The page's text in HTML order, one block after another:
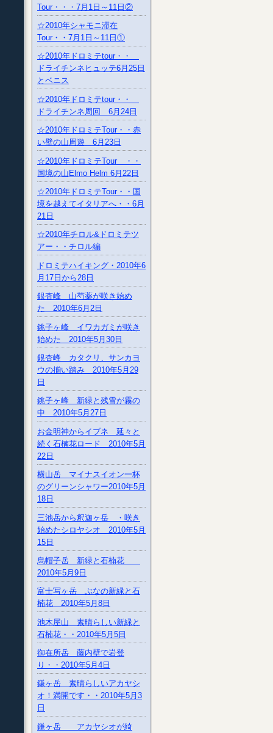
Tour・・・7月1日～11日②
☆2010年シャモニ滞在
Tour・・7月1日～11日①
☆2010年ドロミテtour・・
ドライチンネヒュッテ6月25日
とベニス
☆2010年ドロミテtour・・
ドライチンネ周回 6月24日
☆2010年ドロミテTour・・赤
い壁の山周遊 6月23日
☆2010年ドロミテTour ・・
国境の山Elmo Helm 6月22日
☆2010年ドロミテTour・・国
境を越えてイタリアへ・・6月
21日
☆2010年チロル&ドロミテツ
アー・・チロル編
ドロミテハイキング・2010年6
月17日から28日
銀杏峰 山芍薬が咲き始め
た 2010年6月2日
銚子ヶ峰 イワカガミが咲き
始めた 2010年5月30日
銀杏峰 カタクリ、サンカヨ
ウの揃い踏み 2010年5月29
日
銚子ヶ峰 新緑と残雪が霧の
中 2010年5月27日
お金明神からイブネ 延々と
続く石楠花ロード 2010年5月
22日
横山岳 マイナスイオン一杯
のグリーンシャワー2010年5月
18日
三池岳から釈迦ヶ岳 ・咲き
始めたシロヤシオ 2010年5月
15日
烏帽子岳 新緑と石楠花
2010年5月9日
富士写ヶ岳 ぶなの新緑と石
楠花 2010年5月8日
池木屋山 素晴らしい新緑と
石楠花・・2010年5月5日
御在所岳 藤内壁で岩登
り・・2010年5月4日
鎌ヶ岳 素晴らしいアカヤシ
オ！満開です・・2010年5月3
日
鎌ヶ岳 アカヤシオが綺